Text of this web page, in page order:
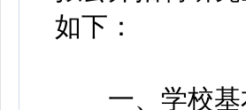
如下：
一、学校基